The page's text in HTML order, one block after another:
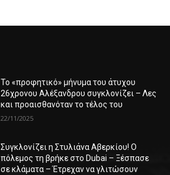
Το «προφητικό» μήνυμα του άτυχου
26χρονου Αλέξανδρου συγκλονίζει – Λες
και προαισθανόταν το τέλος του
22/11/2025
Συγκλονίζει η Στυλιάνα Αβερκίου! Ο
πόλεμος τη βρήκε στο Dubai – Ξέσπασε
σε κλάματα – Έτρεχαν να γλιτώσουν